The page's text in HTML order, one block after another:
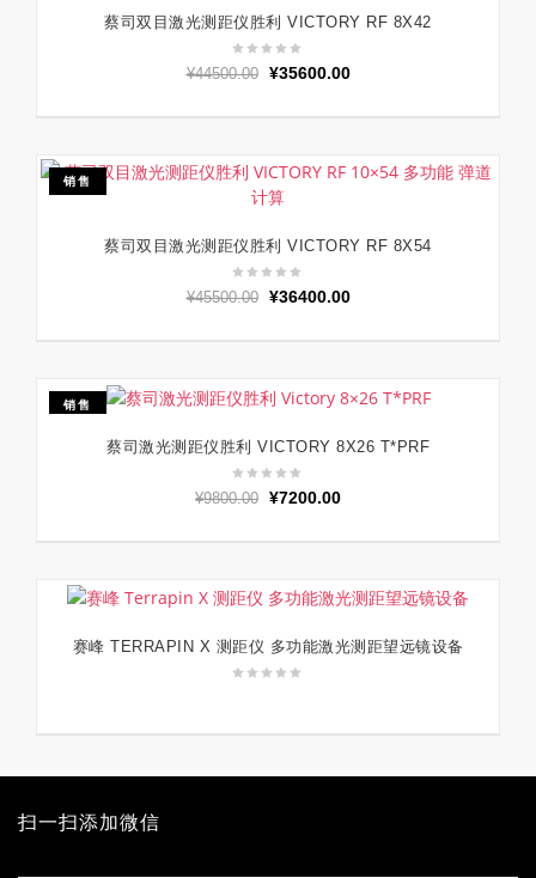
加入购物车
蔡司双目激光测距仪胜利 VICTORY RF 8X42
¥44500.00
原
为：
¥35600.00当
价
为：
销售
加入购物车
蔡司双目激光测距仪胜利 VICTORY RF 8X54
¥45500.00
原
为：
¥36400.00当
价
为：
销售
加入购物车
蔡司激光测距仪胜利 VICTORY 8X26 T*PRF
¥9800.00 原
为：
¥7200.00当
价
为：
阅读更多
赛峰 TERRAPIN X 测距仪 多功能激光测距望远镜设备
扫一扫添加微信